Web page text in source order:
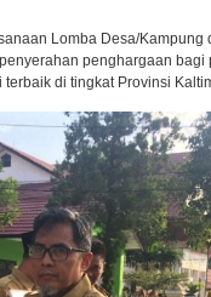
Lomba Desa/Kampung
penghargaan
di tingkat Provinsi